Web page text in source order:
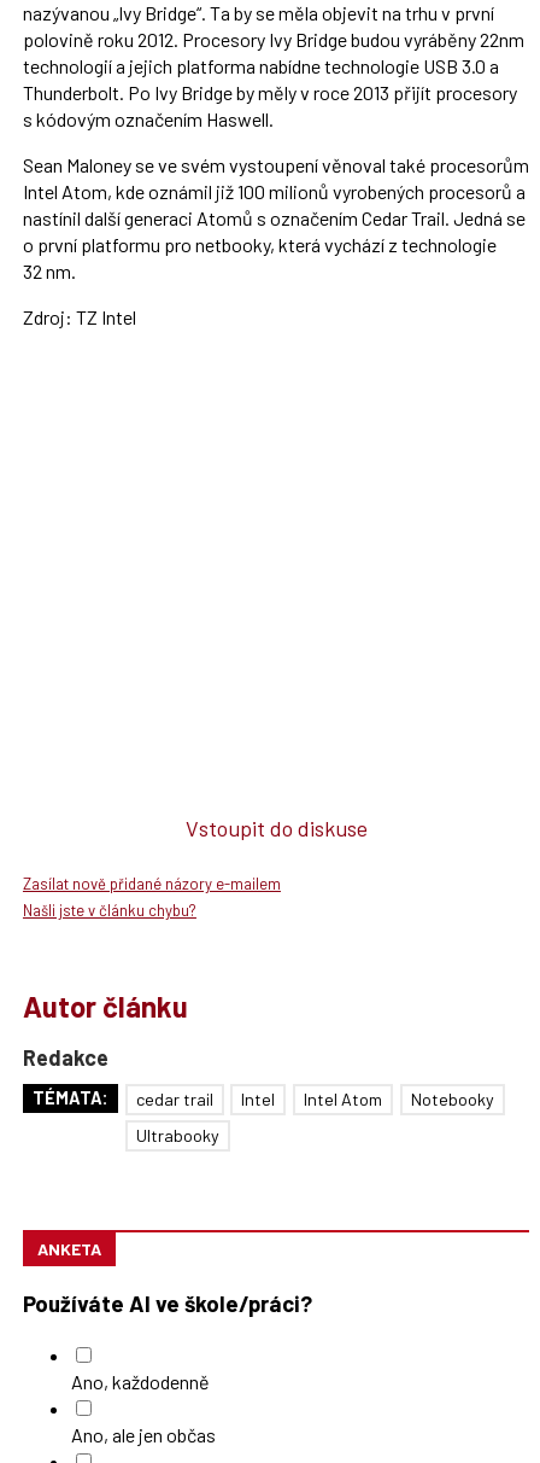
nazývanou „Ivy Bridge“. Ta by se měla objevit na trhu v první
polovině roku 2012. Procesory Ivy Bridge budou vyráběny 22nm
technologií a jejich platforma nabídne technologie USB 3.0 a
Thunderbolt. Po Ivy Bridge by měly v roce 2013 přijít procesory
s kódovým označením Haswell.
Sean Maloney se ve svém vystoupení věnoval také procesorům
Intel Atom, kde oznámil již 100 milionů vyrobených procesorů a
nastínil další generaci Atomů s označením Cedar Trail. Jedná se
o první platformu pro netbooky, která vychází z technologie
32 nm.
Zdroj: TZ Intel
Vstoupit do diskuse
Zasílat nově přidané názory e-mailem
Našli jste v článku chybu?
Autor článku
Redakce
TÉMATA: cedar trail Intel Intel Atom
Notebooky
Ultrabooky
ANKETA
Používáte AI ve škole/práci?
Ano, každodenně
Ano, ale jen občas